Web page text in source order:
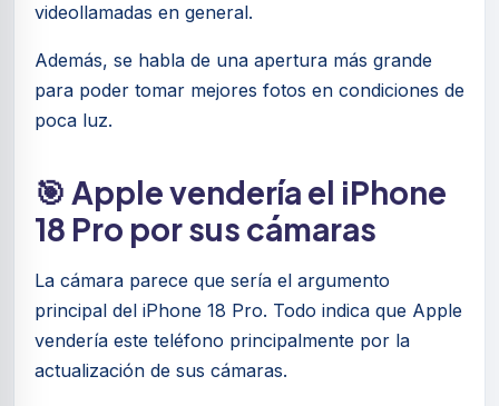
videollamadas en general.
Además, se habla de una apertura más grande
para poder tomar mejores fotos en condiciones de
poca luz.
🎯 Apple vendería el iPhone
18 Pro por sus cámaras
La cámara parece que sería el argumento
principal del iPhone 18 Pro. Todo indica que Apple
vendería este teléfono principalmente por la
actualización de sus cámaras.